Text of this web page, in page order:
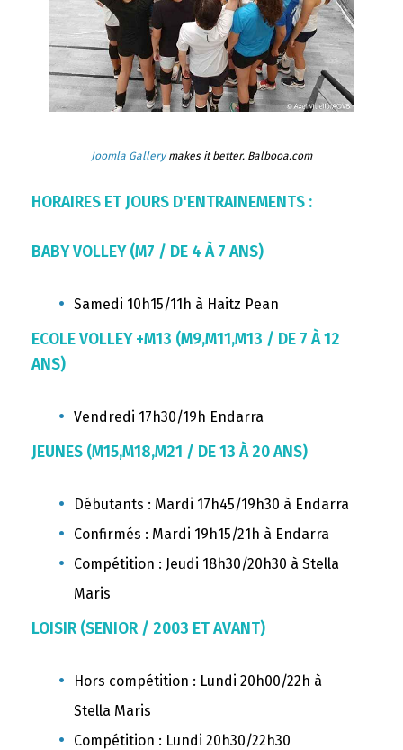
Joomla Gallerymakes it better. Balbooa.com
HORAIRES ET JOURS D'ENTRAINEMENTS :
BABY VOLLEY (M7 / DE 4 À 7 ANS)
Samedi 10h15/11h à Haitz Pean
ECOLE VOLLEY +M13 (M9,M11,M13 / DE 7 À 12
ANS)
Vendredi 17h30/19h Endarra
JEUNES (M15,M18,M21 / DE 13 À 20 ANS)
Débutants : Mardi 17h45/19h30 à Endarra
Confirmés : Mardi 19h15/21h à Endarra
Compétition : Jeudi 18h30/20h30 à Stella
Maris
LOISIR (SENIOR / 2003 ET AVANT)
Hors compétition : Lundi 20h00/22h à
Stella Maris
Compétition : Lundi 20h30/22h30